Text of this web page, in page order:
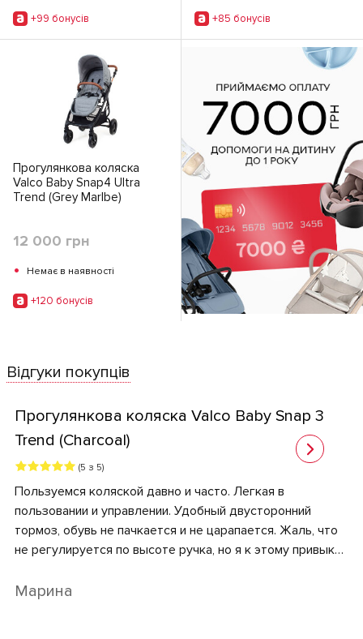
+99 бонусiв +85 бонусiв
Прогулянкова коляска
Valco Baby Snap4 Ultra
Trend (Grey Marlbe)
12 000 грн
• Немає в наявності
+120 бонусiв
Відгуки покупців
Прогулянкова коляска Valco Baby Snap 3
Trend (Charcoal)
(5 з 5)
Пользуемся коляской давно и часто. Легкая в
пользовании и управлении. Удобный двусторонний
тормоз, обувь не пачкается и не царапается. Жаль, что
не регулируется по высоте ручка, но я к этому привыкла
в любой лифт, для кого этот момент важен. Очень
Марина